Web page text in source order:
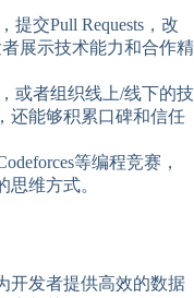
提交Pull Requests，改
展示技术能力和合作精
或者组织线上/线下的技
还能够积累口碑和信任
等编程竞赛，
维方式。
开发者提供高效的数据